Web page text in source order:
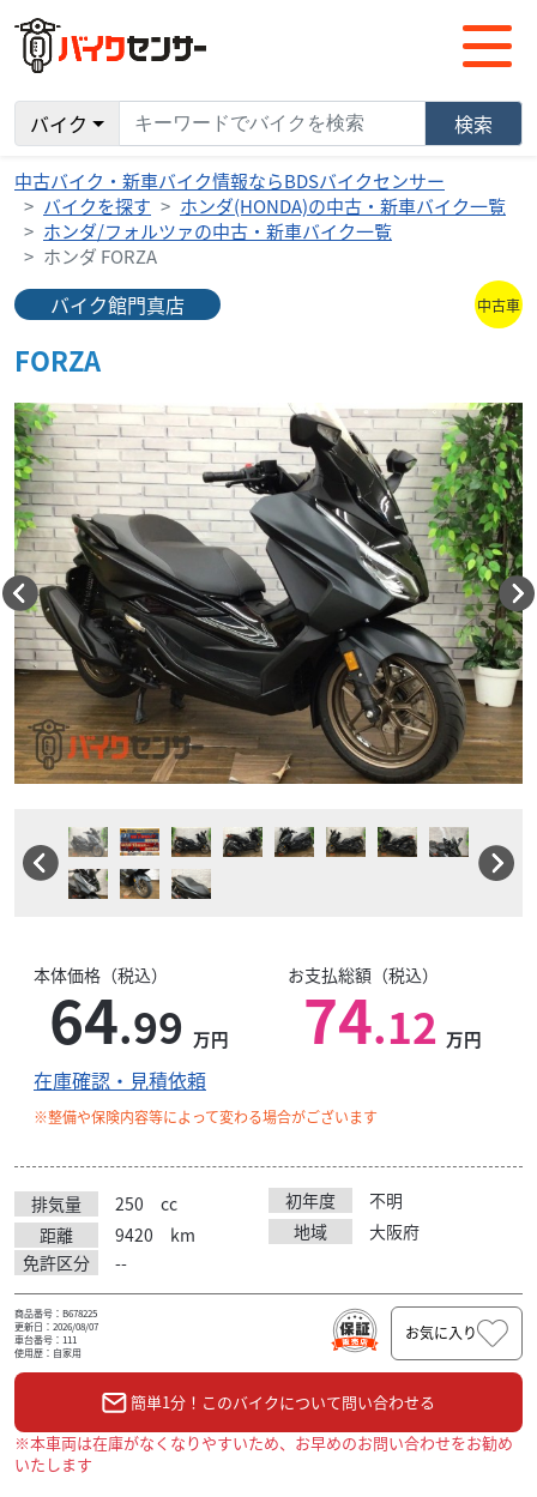
バイク 検索
中古バイク・新車バイク情報ならBDSバイクセンサー
バイクを探す
ホンダ(HONDA)の中古・新車バイク一覧
ホンダ/フォルツァの中古・新車バイク一覧
ホンダ FORZA
バイク館門真店 中古車
FORZA
本体価格（税込）
64.99 万円
お支払総額（税込）
74.12 万円
在庫確認・見積依頼
※整備や保険内容等によって変わる場合がございます
排気量 250 cc 初年度
不明
距離
9420 km 地域
大阪府
免許区分
--
商品番号：B678225
更新日：2026/08/07
車台番号：111
使用歴：自家用
お気に入り
簡単1分！このバイクについて問い合わせる
※本車両は在庫がなくなりやすいため、お早めのお問い合わせをお勧め
いたします